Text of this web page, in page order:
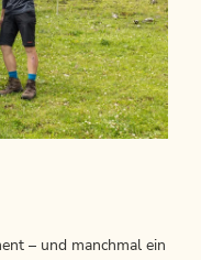
– und manchmal ein